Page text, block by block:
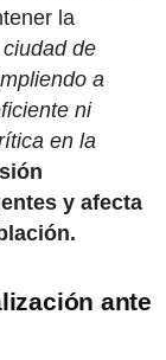
la
ciudad de
a
ni
en la
y afecta
ante